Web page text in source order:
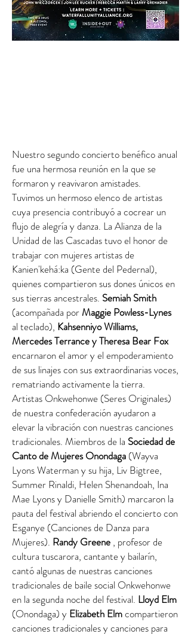
Nuestro segundo concierto benéfico anual
fue una hermosa reunión en la que se
formaron y reavivaron amistades.
Tuvimos un hermoso elenco de artistas
cuya presencia contribuyó a cocrear un
flujo de alegría y danza. La Alianza de la
Unidad de las Cascadas tuvo el honor de
trabajar con mujeres artistas de
Kanien'kehá:ka (Gente del Pedernal),
quienes compartieron sus dones únicos en
sus tierras ancestrales. Semiah Smith
(acompañada porMaggie Powless-Lynes
al teclado), Kahsenniyo Williams,
Mercedes Terrance y Theresa Bear Fox
encarnaron el amor y el empoderamiento
de sus linajes con sus extraordinarias voces,
rematriando activamente la tierra.
Artistas Onkwehonwe (Seres Originales)
de nuestra confederación ayudaron a
elevar la vibración con nuestras canciones
tradicionales. Miembros de la Sociedad de
Canto de Mujeres Onondaga (Wayva
Lyons Waterman y su hija, Liv Bigtree,
Summer Rinaldi, Helen Shenandoah, Ina
Mae Lyons y Danielle Smith) marcaron la
pauta del festival abriendo el concierto con
Esganye (Canciones de Danza para
Mujeres). Randy Greene , profesor de
cultura tuscarora, cantante y bailarín,
cantó algunas de nuestras canciones
tradicionales de baile social Onkwehonwe
en la segunda noche del festival. Lloyd Elm
(Onondaga) y Elizabeth Elmcompartieron
canciones tradicionales y canciones para